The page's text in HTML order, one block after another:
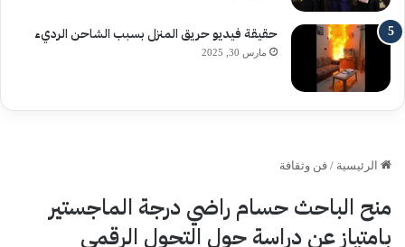
حقيقة فيديو حريق المنزل بسبب الشاحن الرديء
مارس 30, 2025